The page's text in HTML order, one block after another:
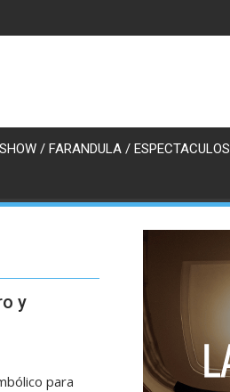
SHOW / FARANDULA / ESPECTACULOS
y
para